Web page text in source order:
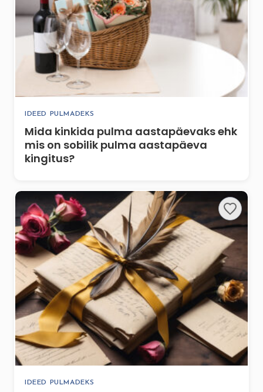
IDEED PULMADEKS
Mida kinkida pulma aastapäevaks ehk
mis on sobilik pulma aastapäeva
kingitus?
IDEED PULMADEKS